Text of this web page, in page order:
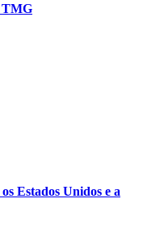
TMG
Estados Unidos e a